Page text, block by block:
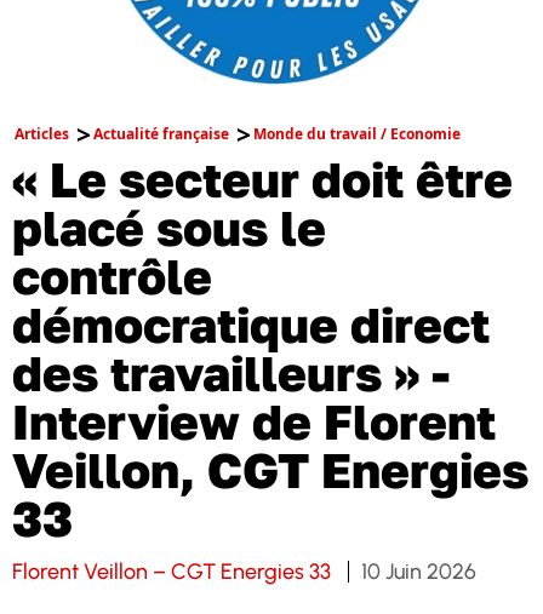
Articles Actualité française Monde du travail / Economie
« Le secteur doit être
placé sous le
contrôle
démocratique direct
des travailleurs » -
Interview de Florent
Veillon, CGT Energies
33
Florent Veillon – CGT Energies 33 10 Juin 2026